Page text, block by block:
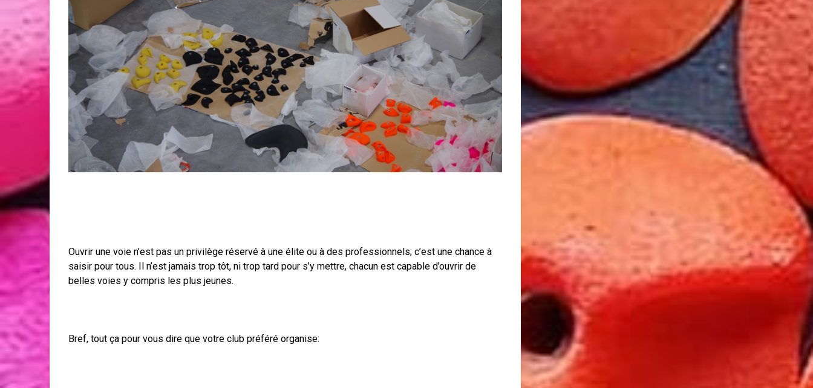
Ouvrir une voie n’est pas un privilège réservé à une élite ou à des professionnels; c’est une chance à
saisir pour tous. Il n’est jamais trop tôt, ni trop tard pour s’y mettre, chacun est capable d’ouvrir de
belles voies y compris les plus jeunes.
Bref, tout ça pour vous dire que votre club préféré organise: